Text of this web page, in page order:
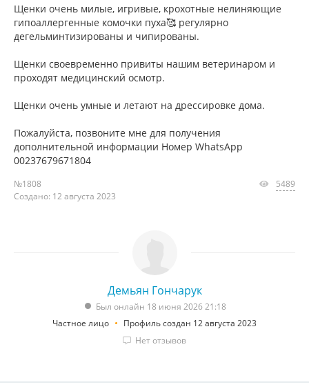
Щенки очень милые, игривые, крохотные нелиняющие
гипоаллергенные комочки пуха🥰 регулярно
дегельминтизированы и чипированы.
Щенки своевременно привиты нашим ветеринаром и
проходят медицинский осмотр.
Щенки очень умные и летают на дрессировке дома.
Пожалуйста, позвоните мне для получения
дополнительной информации Номер WhatsApp
00237679671804
№1808
Создано: 12 августа 2023
5489
Демьян Гончарук
Был онлайн 18 июня 2026 21:18
Частное лицо
Профиль создан 12 августа 2023
Нет отзывов